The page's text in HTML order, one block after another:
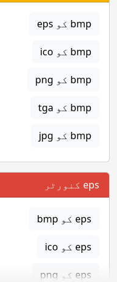
bmp کو eps
bmp کو ico
bmp کو png
bmp کو tga
bmp کو jpg
eps کنورٹر
eps کو bmp
eps کو ico
eps کو png